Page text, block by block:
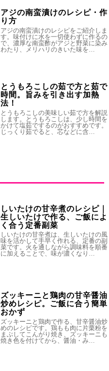
アジの南蛮漬けのレシピ・作
り方
アジの南蛮漬けのレシピをご紹介しま
す。味付けに水を一切使わずに作るの
で、濃厚な南蛮酢がアジと野菜に染み
わたり、メリハリのきいた味を…
とうもろこしの茹で方と茹で
時間。旨みを引き出す加熱
法！
とうもろこしの美味しい茹で方を解説
します。とうもろこしは、少し時間を
かけて塩茹でするのがおすすめです。
じっくり茹でると、芯などに含…
しいたけの甘辛煮のレシピ｜
生しいたけで作る、ご飯によ
く合う定番副菜
しいたけの甘辛煮は、生しいたけの風
味を活かして手早く作れる、定番の副
菜です。火を通しながら調味料を順番
に加えることで、味が濃くなり…
ズッキーニと鶏肉の甘辛醤油
炒めレシピ。ご飯に合う簡単
おかず
ズッキーニと鶏肉で作る、甘辛醤油炒
めのレシピです。鶏もも肉に片栗粉を
まぶしてこんがり焼き、ズッキーニも
焼き色を付けてから、醤油・み…